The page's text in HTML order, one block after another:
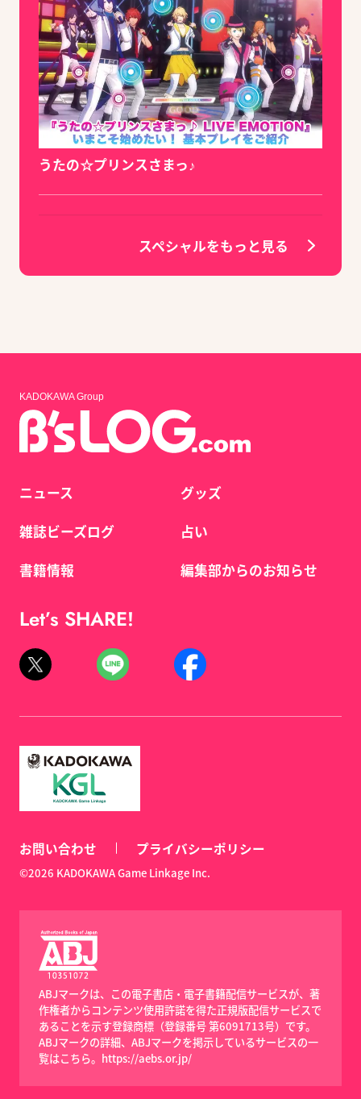
うたの☆プリンスさまっ♪
スペシャルをもっと見る
KADOKAWA Group
ニュース
雑誌ビーズログ
書籍情報
グッズ
占い
編集部からのお知らせ
Let’s SHARE!
お問い合わせ プライバシーポリシー
©2026 KADOKAWA Game Linkage Inc.
ABJマークは、この電子書店・電子書籍配信サービスが、著
作権者からコンテンツ使用許諾を得た正規版配信サービスで
あることを示す登録商標（登録番号 第6091713号）です。
ABJマークの詳細、ABJマークを掲示しているサービスの一
覧はこちら。 https://aebs.or.jp/